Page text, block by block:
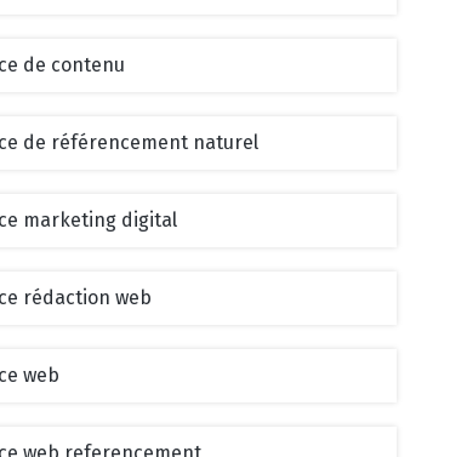
de contenu
de référencement naturel
marketing digital
rédaction web
web